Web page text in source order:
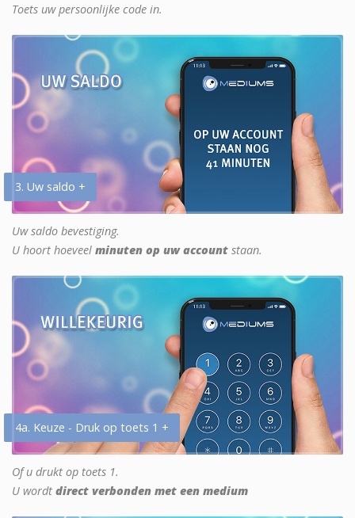
Toets uw persoonlijke code in.
3. Uw saldo +
Uw saldo bevestiging.
U hoort hoeveel minuten op uw account staan.
4a. Keuze - Druk op toets 1 +
Of u drukt op toets 1.
U wordt direct verbonden met een medium